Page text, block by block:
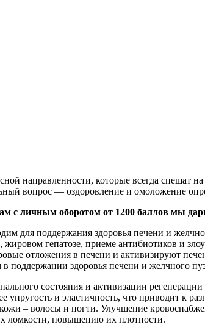
направленности, которые всегда спешат
вопрос — оздоровление и омоложение
с личным оборотом от 1200 баллов мы
для поддержания здоровья печени и
гепатозе, приеме антибиотиков и
отложения в печени и активизируют
поддержании здоровья печени и желчного
состояния и активизации
упругость и эластичность, что приводит к
– волосы и ногти. Улучшение
ломкости, повышению их плотности.